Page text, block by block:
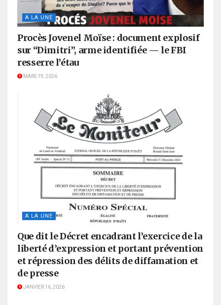
A LA UNE
Procès Jovenel Moïse : document explosif
sur “Dimitri”, arme identifiée — le FBI
resserre l’étau
MARS 19, 2026
A LA UNE
Que dit le Décret encadrant l’exercice de la
liberté d’expression et portant prévention
et répression des délits de diffamation et
de presse
JANVIER 16, 2026